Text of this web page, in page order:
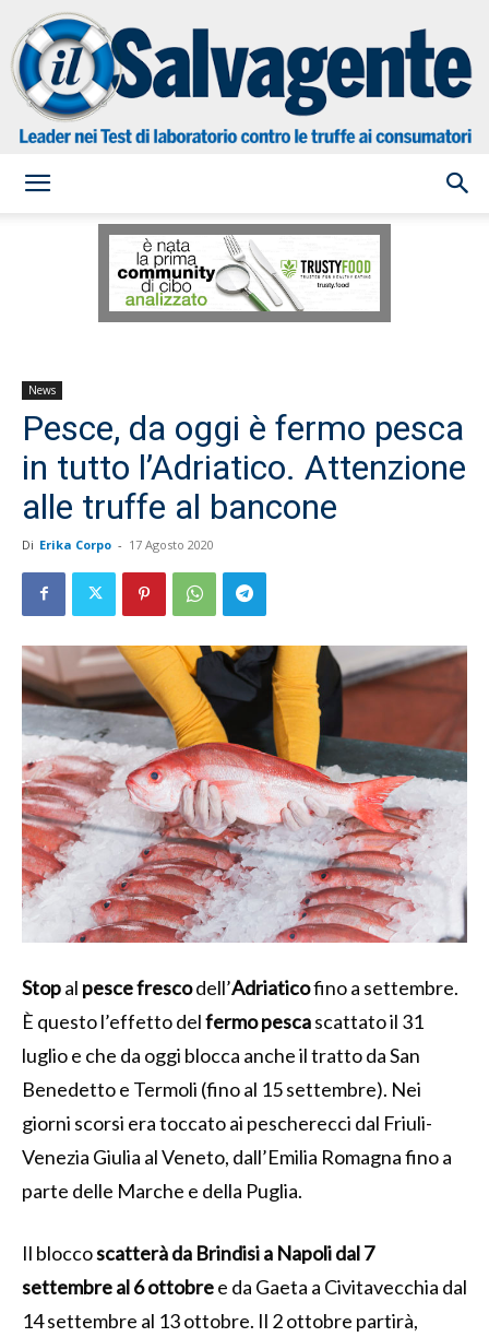
Salvagente
News
Pesce, da oggi è fermo pesca
in tutto l’Adriatico. Attenzione
alle truffe al bancone
Di Erika Corpo - 17 Agosto 2020
Stopal pescefrescodell’Adriaticofino a settembre.
È questo l’effetto delfermopescascattato il 31
luglio e che da oggi blocca anche il tratto da San
Benedetto e Termoli (fino al 15 settembre). Nei
giorni scorsi era toccato ai pescherecci dal Friuli-
Venezia Giulia al Veneto, dall’Emilia Romagna fino a
parte delle Marche e della Puglia.
Il bloccoscatteràda Brindisi a Napoli dal 7
settembre al 6 ottobree da Gaeta a Civitavecchia dal
14 settembre al 13 ottobre. Il 2 ottobre partirà,